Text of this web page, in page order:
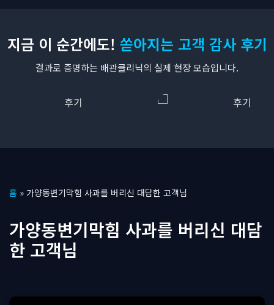
지금 이 순간에도! 쏟아지는 고객 감사 후기
결과로 증명하는 배관클리닉의 실제 현장 모습입니다.
텐
로
건
기
홈 » 가양동변기막힘 사과를 버리신 대담한 고객님
가양동변기막힘 사과를 버리신 대담
한 고객님